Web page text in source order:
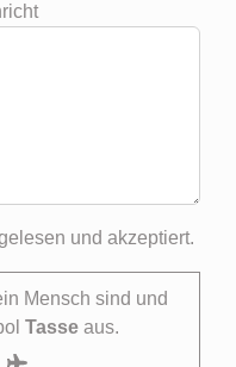
und akzeptiert.
Mensch sind und
Tasseaus.